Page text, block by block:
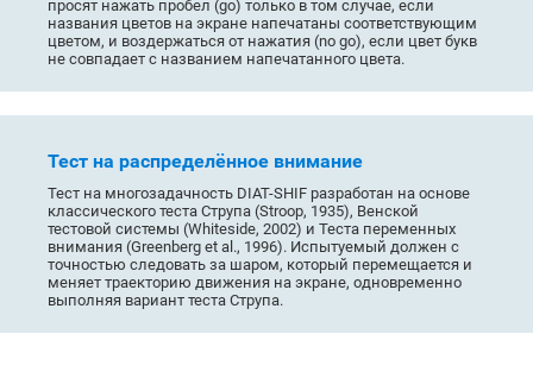
просят нажать пробел (go) только в том случае, если
названия цветов на экране напечатаны соответствующим
цветом, и воздержаться от нажатия (no go), если цвет букв
не совпадает с названием напечатанного цвета.
Тест на распределённое внимание
Тест на многозадачность DIAT-SHIF разработан на основе
классического теста Струпа (Stroop, 1935), Венской
тестовой системы (Whiteside, 2002) и Теста переменных
внимания (Greenberg et al., 1996). Испытуемый должен с
точностью следовать за шаром, который перемещается и
меняет траекторию движения на экране, одновременно
выполняя вариант теста Струпа.